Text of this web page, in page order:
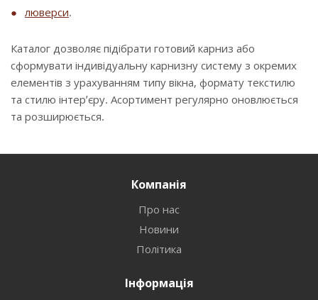
люверси.
Каталог дозволяє підібрати готовий карниз або
сформувати індивідуальну карнизну систему з окремих
елементів з урахуванням типу вікна, формату текстилю
та стилю інтер’єру. Асортимент регулярно оновлюється
та розширюється.
Компанія
Про нас
Новини
Політика
Інформація